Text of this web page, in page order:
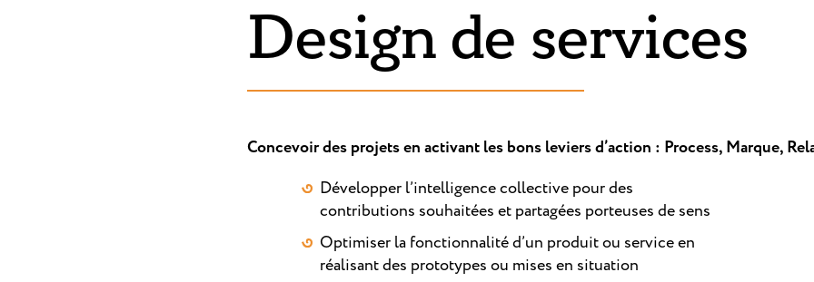
Design de services
Concevoir des projets en activant les bons leviers d’action : Process, Marque,
Développer l’intelligence collective pour des
contributions souhaitées et partagées porteuses de sens
Optimiser la fonctionnalité d’un produit ou service en
réalisant des prototypes ou mises en situation